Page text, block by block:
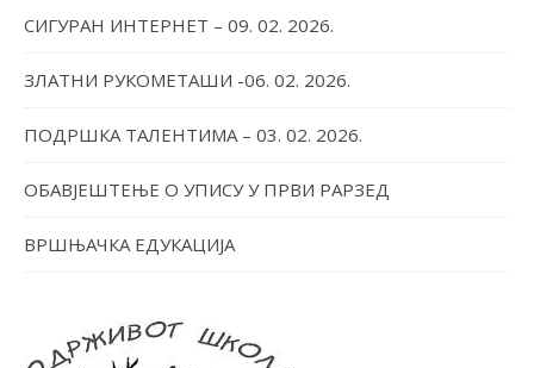
СИГУРАН ИНТЕРНЕТ – 09. 02. 2026.
ЗЛАТНИ РУКОМЕТАШИ -06. 02. 2026.
ПОДРШКА ТАЛЕНТИМА – 03. 02. 2026.
ОБАВЈЕШТЕЊЕ О УПИСУ У ПРВИ РАРЗЕД
ВРШЊАЧКА ЕДУКАЦИЈА